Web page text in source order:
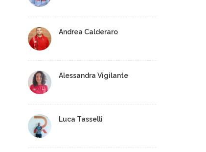
Andrea Calderaro
Alessandra Vigilante
Luca Tasselli